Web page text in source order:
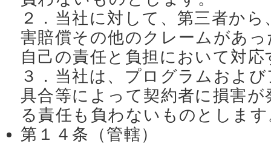
２．当社に対して、第三者か
害賠償その他のクレームがあ
自己の責任と負担において対
３．当社は、プログラムおよ
具合等によって契約者に損害
る責任も負わないものとしま
第１４条（管轄）